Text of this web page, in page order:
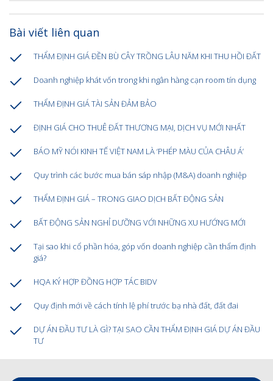
Bài viết liên quan
THẨM ĐỊNH GIÁ ĐỀN BÙ CÂY TRỒNG LÂU NĂM KHI THU HỒI ĐẤT
Doanh nghiệp khát vốn trong khi ngân hàng cạn room tín dụng
THẨM ĐỊNH GIÁ TÀI SẢN ĐẢM BẢO
ĐỊNH GIÁ CHO THUÊ ĐẤT THƯƠNG MẠI, DỊCH VỤ MỚI NHẤT
BÁO MỸ NÓI KINH TẾ VIỆT NAM LÀ ‘PHÉP MÀU CỦA CHÂU Á’
Quy trình các bước mua bán sáp nhập (M&A) doanh nghiệp
THẨM ĐỊNH GIÁ – TRONG GIAO DỊCH BẤT ĐỘNG SẢN
BẤT ĐỘNG SẢN NGHỈ DƯỠNG VỚI NHỮNG XU HƯỚNG MỚI
Tại sao khi cổ phần hóa, góp vốn doanh nghiệp cần thẩm định
giá?
HQA KÝ HỢP ĐỒNG HỢP TÁC BIDV
Quy định mới về cách tính lệ phí trước bạ nhà đất, đất đai
DỰ ÁN ĐẦU TƯ LÀ GÌ? TẠI SAO CẦN THẨM ĐỊNH GIÁ DỰ ÁN ĐẦU
TƯ